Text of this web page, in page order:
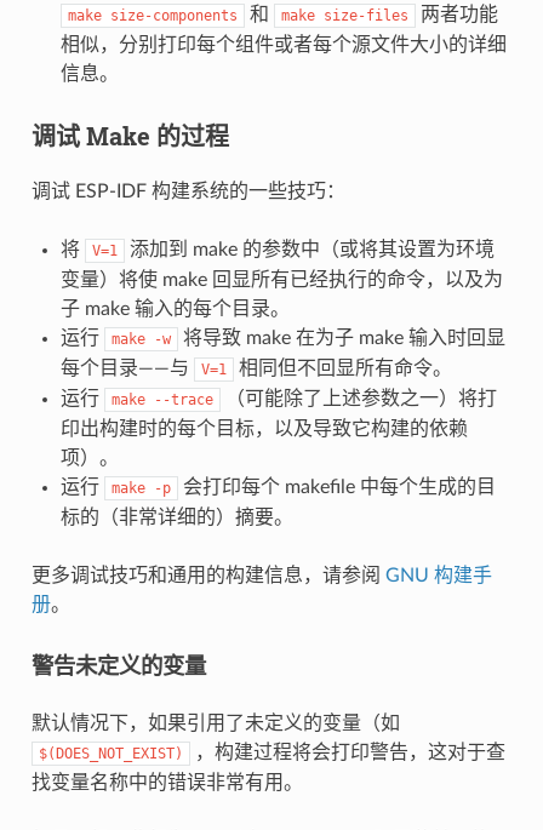
make size-components 和 make size-files
两者功能
相似，分别打印每个组件或者每个源文件大小的详细
信息。
调试 Make 的过程
调试 ESP-IDF 构建系统的一些技巧：
将 V=1
添加到 make 的参数中（或将其设置为环境
变量）将使 make 回显所有已经执行的命令，以及为
子 make 输入的每个目录。
运行
make -w
将导致 make 在为子 make 输入时回显
每个目录——与
V=1
相同但不回显所有命令。
运行
make --trace
（可能除了上述参数之一）将打
印出构建时的每个目标，以及导致它构建的依赖
项）。
运行
make -p
会打印每个 makefile 中每个生成的目
标的（非常详细的）摘要。
更多调试技巧和通用的构建信息，请参阅 GNU 构建手
册。
警告未定义的变量
默认情况下，如果引用了未定义的变量（如
$(DOES_NOT_EXIST)
，构建过程将会打印警告，这对于查
找变量名称中的错误非常有用。